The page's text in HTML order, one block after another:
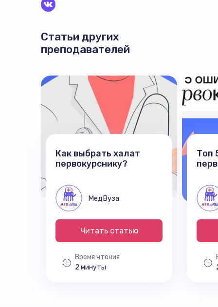
Статьи других
преподавателей
Как выбрать халат
первокурснику?
МедВуза
Читать статью
Время чтения
2 минуты
Топ